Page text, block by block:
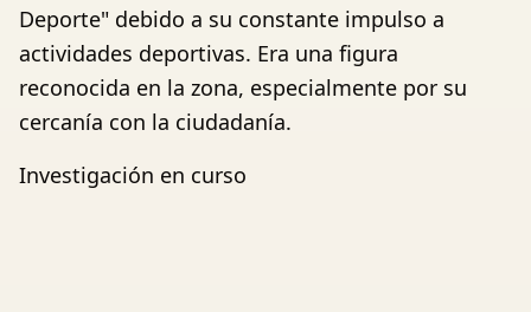
Deporte" debido a su constante impulso a
actividades deportivas. Era una figura
reconocida en la zona, especialmente por su
cercanía con la ciudadanía.
Investigación en curso